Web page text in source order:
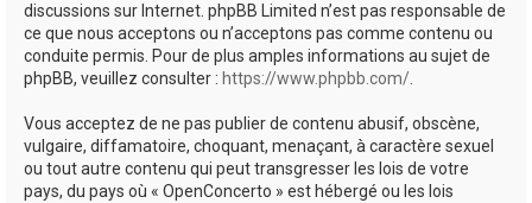
discussions sur Internet. phpBB Limited n’est pas responsable de
ce que nous acceptons ou n’acceptons pas comme contenu ou
conduite permis. Pour de plus amples informations au sujet de
phpBB, veuillez consulter : https://www.phpbb.com/.
Vous acceptez de ne pas publier de contenu abusif, obscène,
vulgaire, diffamatoire, choquant, menaçant, à caractère sexuel
ou tout autre contenu qui peut transgresser les lois de votre
pays, du pays où « OpenConcerto » est hébergé ou les lois